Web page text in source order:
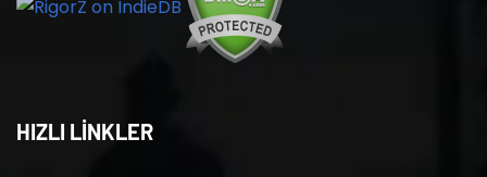
HIZLI LİNKLER